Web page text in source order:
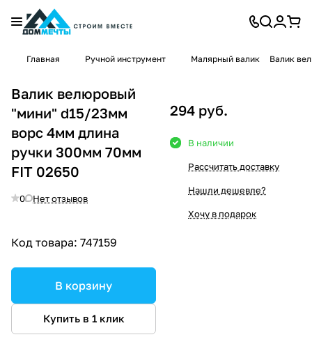
Главная Ручной инструмент Малярный валик Валик
Валик велюровый
"мини" d15/23мм
ворс 4мм длина
ручки 300мм 70мм
FIT 02650
0 Нет отзывов
Код товара: 747159
В корзину
Купить в 1 клик
294 руб.
В наличии
Рассчитать доставку
Нашли дешевле?
Хочу в подарок